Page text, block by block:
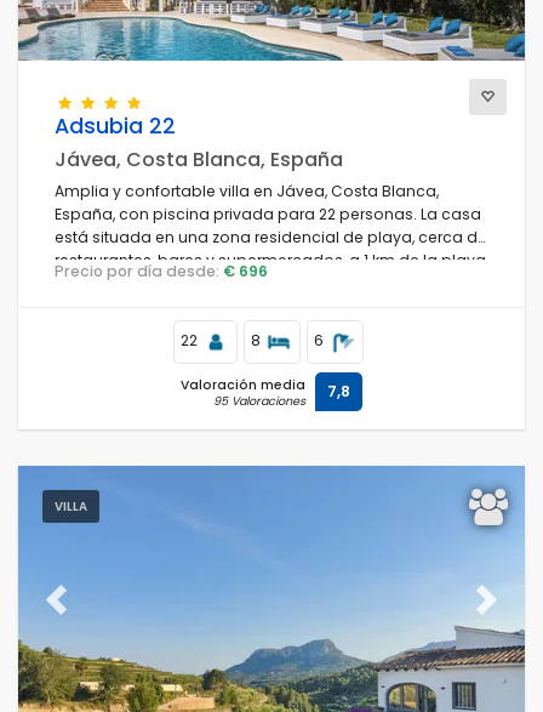
En área rural (5)
Madia pizarra (0)
Adsubia 22
Jávea, Costa Blanca, España
Amplia y confortable villa en Jávea, Costa Blanca,
España, con piscina privada para 22 personas. La casa
está situada en una zona residencial de playa, cerca de
restaurantes, bares y supermercados, a 1 km de la playa
de El Arenal, Jávea, y a 1 km del Mediterráneo, Jávea.
Precio por día desde: € 696
22 8 6
Valoración media
95 Valoraciones 7,8
VILLA
Previous Next